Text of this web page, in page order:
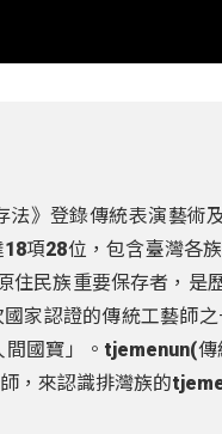
》登錄傳統表演藝術
項28位，包含臺灣各
住民族重要保存者，是
家認證的傳統工藝師
國寶」。tjemenun(
，來認識排灣族的